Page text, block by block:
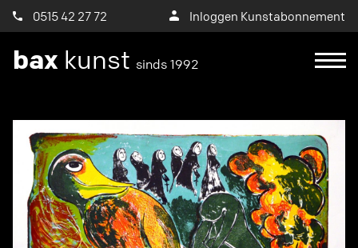
0515 42 27 72 Inloggen Kunstabonnement
bax kunst sinds 1992